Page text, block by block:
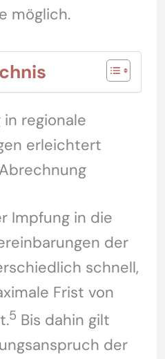
möglich.
regionale
erleichtert
Impfung in die
der
schnell,
Frist von
5 Bis dahin gilt
der